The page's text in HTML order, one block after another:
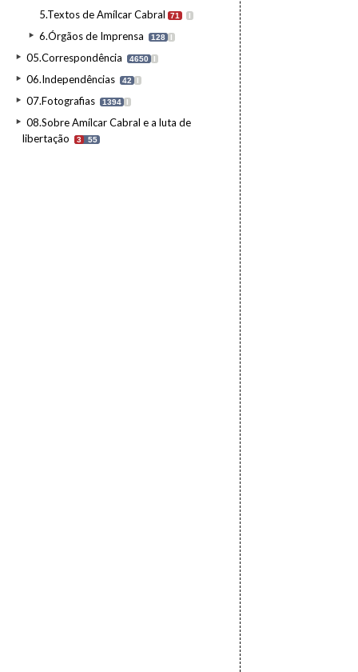
5.Textos de Amílcar Cabral 71 I
6.Órgãos de Imprensa 128 I
05.Correspondência 4650 I
06.Independências 42 I
07.Fotografias 1394 I
08.Sobre Amílcar Cabral e a luta de
libertação
3 55